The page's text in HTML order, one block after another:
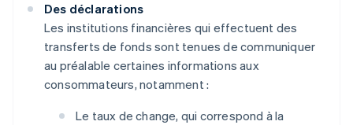
Des déclarations
Les institutions financières qui effectuent des
transferts de fonds sont tenues de communiquer
au préalable certaines informations aux
consommateurs, notamment :
Le taux de change, qui correspond à la